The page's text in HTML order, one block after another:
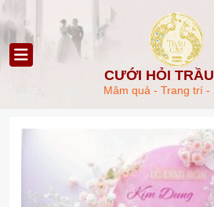
CƯỚI HỎI
Mâm quả - Trang trí -